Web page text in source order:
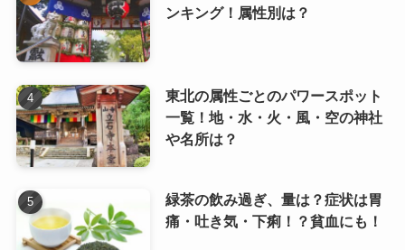
ンキング！属性別は？
東北の属性ごとのパワースポット
一覧！地・水・火・風・空の神社
や名所は？
緑茶の飲み過ぎ、量は？症状は胃
痛・吐き気・下痢！？貧血にも！